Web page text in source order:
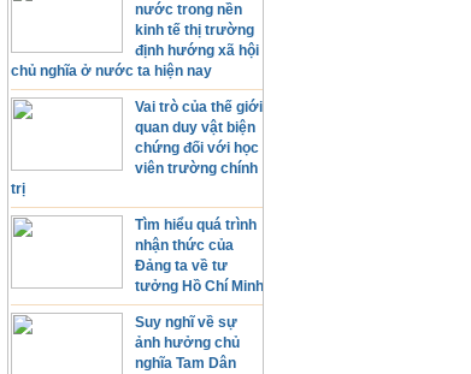
nước trong nền
kinh tế thị trường
định hướng xã hội
chủ nghĩa ở nước ta hiện nay
Vai trò của thế giới
quan duy vật biện
chứng đối với học
viên trường chính
trị
Tìm hiểu quá trình
nhận thức của
Đảng ta về tư
tưởng Hồ Chí Minh
Suy nghĩ về sự
ảnh hưởng chủ
nghĩa Tam Dân